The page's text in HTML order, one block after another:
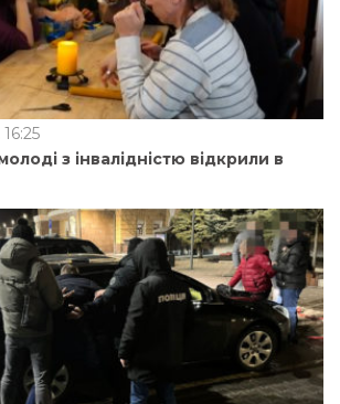
з інвалідністю відкрили в